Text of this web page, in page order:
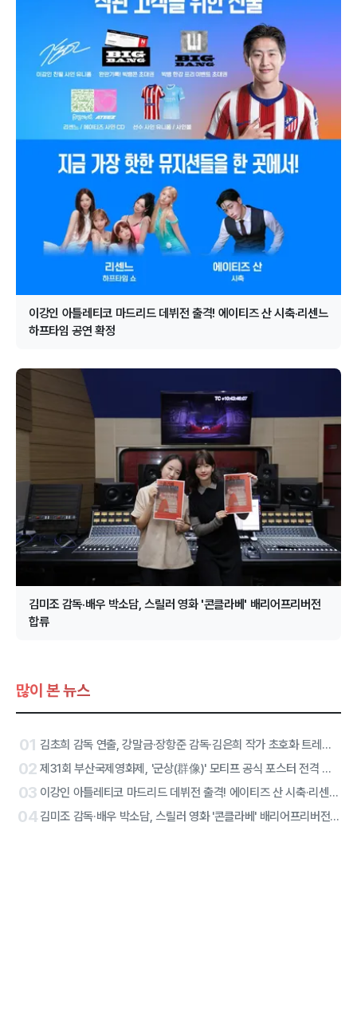
이강인 아틀레티코 마드리드 데뷔전 출격! 에이티즈 산 시축·리센느
하프타임 공연 확정
김미조 감독·배우 박소담, 스릴러 영화 '콘클라베' 배리어프리버전
합류
많이 본 뉴스
01 김초희 감독 연출, 강말금·장항준 감독·김은희 작가 초호화 트레일러, 그 주인공은
02 제31회 부산국제영화제, '군상(群像)' 모티프 공식 포스터 전격 공개
03 이강인 아틀레티코 마드리드 데뷔전 출격! 에이티즈 산 시축·리센느 하프타임 공연 확정
04 김미조 감독·배우 박소담, 스릴러 영화 '콘클라베' 배리어프리버전 합류